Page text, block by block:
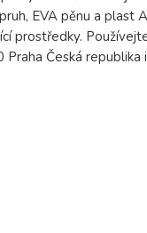
EVA pěnu a plast
prostředky.
Česká republika